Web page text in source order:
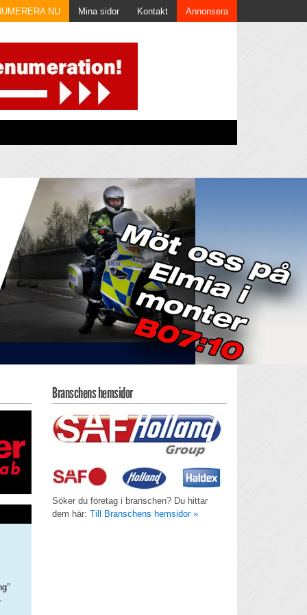
NU Mina sidor Kontakt Annonsera
Branschens hemsidor
Söker du företag i branschen? Du hittar
dem här: Till Branschens hemsidor »